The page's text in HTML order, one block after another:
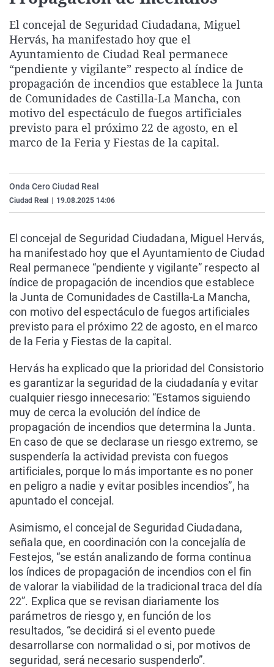
Gente viajera
Como el perro y el
Retornados
Equipo de
Operación Viuda
Galicia
La Rioja
Navarra
País Vasco
Televisión
Elecciones
El concejal de Seguridad Ciudadana, Miguel
Hervás, ha manifestado hoy que el
Ayuntamiento de Ciudad Real permanece
“pendiente y vigilante” respecto al índice de
propagación de incendios que establece la Junta
de Comunidades de Castilla-La Mancha, con
motivo del espectáculo de fuegos artificiales
previsto para el próximo 22 de agosto, en el
marco de la Feria y Fiestas de la capital.
Onda Cero Ciudad Real
Ciudad Real 19.08.2025 14:06
El concejal de Seguridad Ciudadana, Miguel Hervás,
ha manifestado hoy que el Ayuntamiento de Ciudad
Real permanece “pendiente y vigilante” respecto al
índice de propagación de incendios que establece
la Junta de Comunidades de Castilla-La Mancha,
con motivo del espectáculo de fuegos artificiales
previsto para el próximo 22 de agosto, en el marco
de la Feria y Fiestas de la capital.
Hervás ha explicado que la prioridad del Consistorio
es garantizar la seguridad de la ciudadanía y evitar
cualquier riesgo innecesario: “Estamos siguiendo
muy de cerca la evolución del índice de
propagación de incendios que determina la Junta.
En caso de que se declarase un riesgo extremo, se
suspendería la actividad prevista con fuegos
artificiales, porque lo más importante es no poner
en peligro a nadie y evitar posibles incendios”, ha
apuntado el concejal.
Asimismo, el concejal de Seguridad Ciudadana,
señala que, en coordinación con la concejalía de
Festejos, “se están analizando de forma continua
los índices de propagación de incendios con el fin
de valorar la viabilidad de la tradicional traca del día
22”. Explica que se revisan diariamente los
parámetros de riesgo y, en función de los
resultados, “se decidirá si el evento puede
desarrollarse con normalidad o si, por motivos de
seguridad, será necesario suspenderlo”.